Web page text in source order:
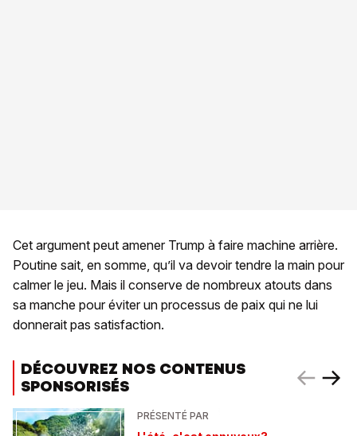
Cet argument peut amener Trump à faire machine arrière.
Poutine sait, en somme, qu’il va devoir tendre la main pour
calmer le jeu. Mais il conserve de nombreux atouts dans
sa manche pour éviter un processus de paix qui ne lui
donnerait pas satisfaction.
DÉCOUVREZ NOS CONTENUS
SPONSORISÉS
PRÉSENTÉ PAR